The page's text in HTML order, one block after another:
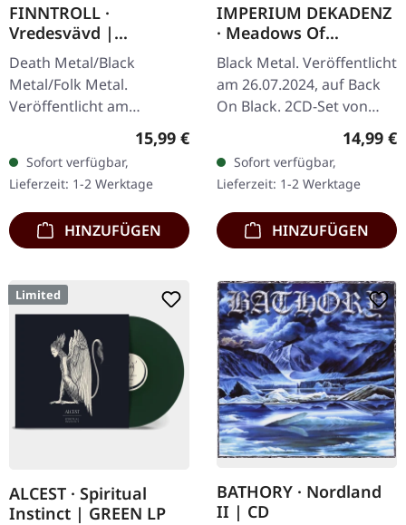
FINNTROLL ·
Vredesvävd |
MEDIABOOK CD
Death Metal/Black
Metal/Folk Metal.
Veröffentlicht am
18.09.2020, auf Century
Limitiertes Mediabook CD
im Schuber mit Patch.
Die…
Regulärer Preis:
15,99 €
Sofort verfügbar,
Lieferzeit: 1-2 Werktage
HINZUFÜGEN
IMPERIUM DEKADENZ
· Meadows Of
Nostalgia / Dis
Manibvs | 2CD
Black Metal. Veröffentlicht
am 26.07.2024, auf Back
On Black. 2CD-Set von
einer der Speerspitzen
des deutschen Black
Metal IMPERIUM
DEKADENZ! Enthält…
14,99 €
Sofort verfügbar,
Lieferzeit: 1-2 Werktage
HINZUFÜGEN
Limited
ALCEST · Spiritual
Instinct | GREEN LP
BATHORY · Nordland
II | CD